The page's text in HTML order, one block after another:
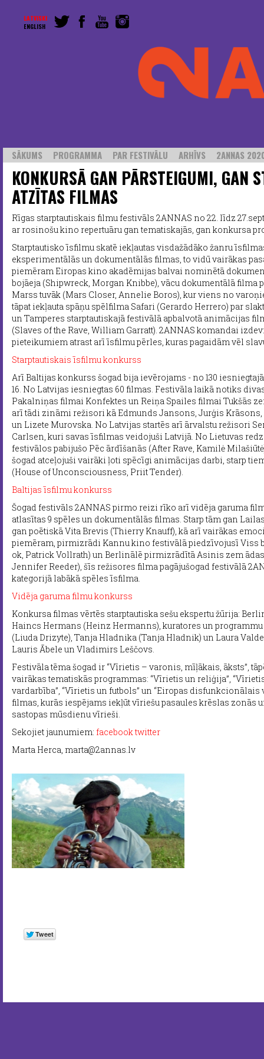
LATVISKI
ENGLISH
SĀKUMS PROGRAMMA PAR FESTIVĀLU ARHĪVS 2ANNAS
KONKURSĀ GAN PĀRSTEIGUMI, GAN
ATZĪTAS FILMAS
Rīgas starptautiskais filmu festivāls 2ANNAS no 22. līdz
ar rosinošu kino repertuāru gan tematiskajās, gan konkursa
Starptautisko īsfilmu skatē iekļautas visdažādāko žanru
eksperimentālās un dokumentālās filmas, to vidū vairākas
piemēram Eiropas kino akadēmijas balvai nominētā
bojāeja (Shipwreck, Morgan Knibbe), vācu dokumentālā filma
Marss tuvāk (Mars Closer, Annelie Boros), kur viens no
tāpat iekļauta spāņu spēlfilma Safari (Gerardo Herrero) par
un Tamperes starptautiskajā festivālā apbalvotā animācijas
(Slaves of the Rave, William Garratt). 2ANNAS komandai
pieteikumiem atrast arī īsfilmu pērles, kuras pagaidām vēl
Starptautiskais īsfilmu konkurss
Arī Baltijas konkurss šogad bija ievērojams - no 130
16. No Latvijas iesniegtas 60 filmas. Festivāla laikā notiks
Pakalniņas filmai Konfektes un Reiņa Spailes filmai Tukšās
arī tādi zināmi režisori kā Edmunds Jansons, Jurģis
un Lizete Murovska. No Latvijas startēs arī ārvalstu režisori
Carlsen, kuri savas īsfilmas veidojuši Latvijā. No Lietuvas
festivālos pabijušo Pēc ārdīšanās (After Rave, Kamilė
šogad atceļojuši vairāki ļoti spēcīgi animācijas darbi, starp
(House of Unconsciousness, Priit Tender).
Baltijas īsfilmu konkurss
Šogad festivāls 2ANNAS pirmo reizi rīko arī vidēja garuma
atlasītas 9 spēles un dokumentālās filmas. Starp tām gan
gan poētiskā Vita Brevis (Thierry Knauff), kā arī vairākas
piemēram, pirmizrādi Kannu kino festivālā piedzīvojusī Viss
ok, Patrick Vollrath) un Berlinālē pirmizrādītā Asinis zem
Jennifer Reeder), šīs režisores filma pagājušogad festivālā
kategorijā labākā spēles īsfilma.
Vidēja garuma filmu konkurss
Konkursa filmas vērtēs starptautiska sešu ekspertu žūrija:
Haincs Hermans (Heinz Hermanns), kuratores un
(Liuda Drizyte), Tanja Hladnika (Tanja Hladnik) un Laura
Lauris Ābele un Vladimirs Leščovs.
Festivāla tēma šogad ir “Vīrietis – varonis, mīļākais, āksts”,
vairākas tematiskās programmas: “Vīrietis un reliģija”,
vardarbība”, “Vīrietis un futbols” un “Eiropas disfunkcionālais
filmas, kurās iespējams iekļūt vīriešu pasaules krēslas zonās
sastopas mūsdienu vīrieši.
Sekojiet jaunumiem: facebooktwitter
Marta Herca, marta@2annas.lv